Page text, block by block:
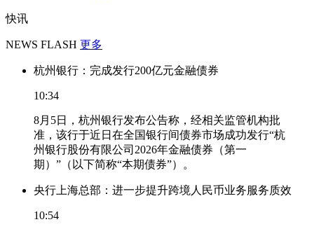
快讯
NEWS FLASH 更多
杭州银行：完成发行200亿元金融债券
10:34
8月5日，杭州银行发布公告称，经相关监管机构批
准，该行于近日在全国银行间债券市场成功发行“杭
州银行股份有限公司2026年金融债券（第一
期）”（以下简称“本期债券”）。
央行上海总部：进一步提升跨境人民币业务服务质效
10:54